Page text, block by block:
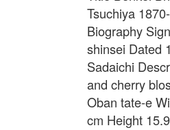
Tsuchiya
Biography
shinsei Dated
Sadaichi
and cherry
Oban tate-e
cm Height